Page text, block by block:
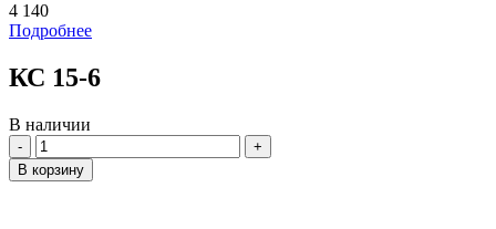
4 140
Подробнее
КС 15-6
В наличии
Количество
В корзину